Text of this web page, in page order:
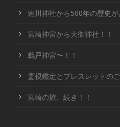
速川神社から500年の歴史が
宮崎神宮から大御神社！！
鵜戸神宮〜！！
霊視鑑定とブレスレットの
宮崎の旅、続き！！